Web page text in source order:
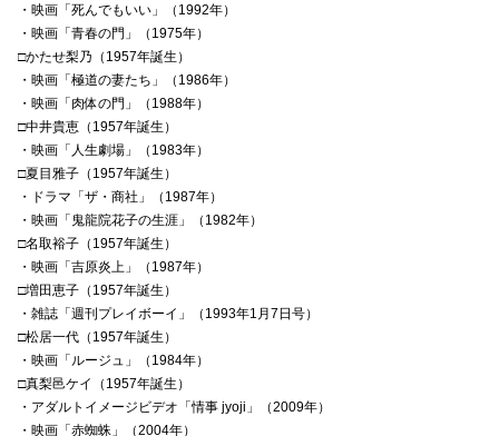
・映画「死んでもいい」（1992年）
・映画「青春の門」（1975年）
□かたせ梨乃（1957年誕生）
・映画「極道の妻たち」（1986年）
・映画「肉体の門」（1988年）
□中井貴恵（1957年誕生）
・映画「人生劇場」（1983年）
□夏目雅子（1957年誕生）
・ドラマ「ザ・商社」（1987年）
・映画「鬼龍院花子の生涯」（1982年）
□名取裕子（1957年誕生）
・映画「吉原炎上」（1987年）
□増田恵子（1957年誕生）
・雑誌「週刊プレイボーイ」（1993年1月7日号）
□松居一代（1957年誕生）
・映画「ルージュ」（1984年）
□真梨邑ケイ（1957年誕生）
・アダルトイメージビデオ「情事 jyoji」（2009年）
・映画「赤蜘蛛」（2004年）